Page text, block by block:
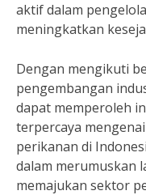
aktif dalam
meningkatkan
Dengan mengikuti
pengembangan
dapat memperoleh
terpercaya
perikanan di
dalam merumuskan
memajukan sektor